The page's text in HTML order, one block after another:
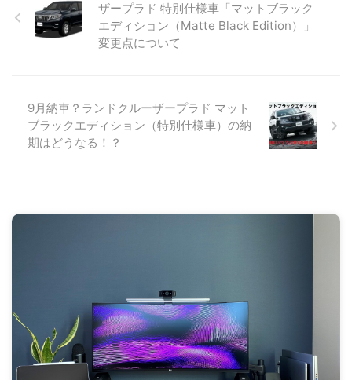
ザープラド 特別仕様車「マットブラック
エディション（Matte Black Edition）」
変更点について
9月納車？ランドクルーザープラド マット
ブラックエディション（特別仕様車）の納
期はどうなる！？